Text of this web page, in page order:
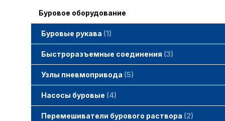
Буровое оборудование
Буровые рукава 1
Быстроразъемные соединения 3
Узлы пневмопривода 5
Насосы буровые 4
Перемешиватели бурового раствора 2